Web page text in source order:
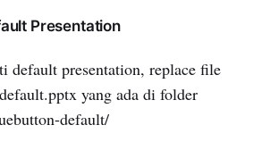
Presentation
default presentation, replace file
yang ada di folder
default/